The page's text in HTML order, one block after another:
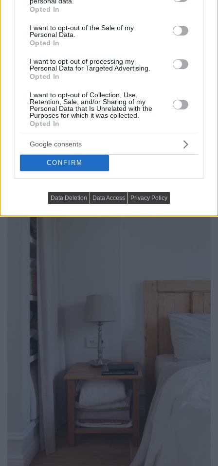
grant or deny consent to Google and its third-party tags to
use your data for below specified purposes in below Google
consent section.
Opted In
I want to opt-out of the Sale of my
Personal Data.
Opted In
I want to opt-out of processing my
Personal Data for Targeted Advertising.
Opted In
I want to opt-out of Collection, Use,
Retention, Sale, and/or Sharing of my
Personal Data that Is Unrelated with the
Purposes for which it was collected.
Opted In
Google consents
CONFIRM
Data Deletion Data Access Privacy Policy